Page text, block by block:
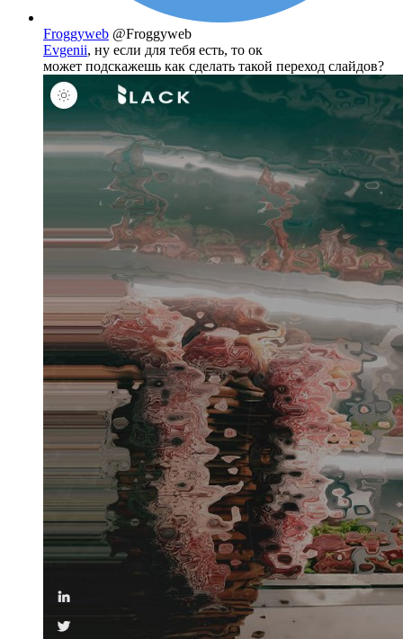
Froggyweb @Froggyweb
Evgenii, ну если для тебя есть, то ок
может подскажешь как сделать такой переход слайдов?